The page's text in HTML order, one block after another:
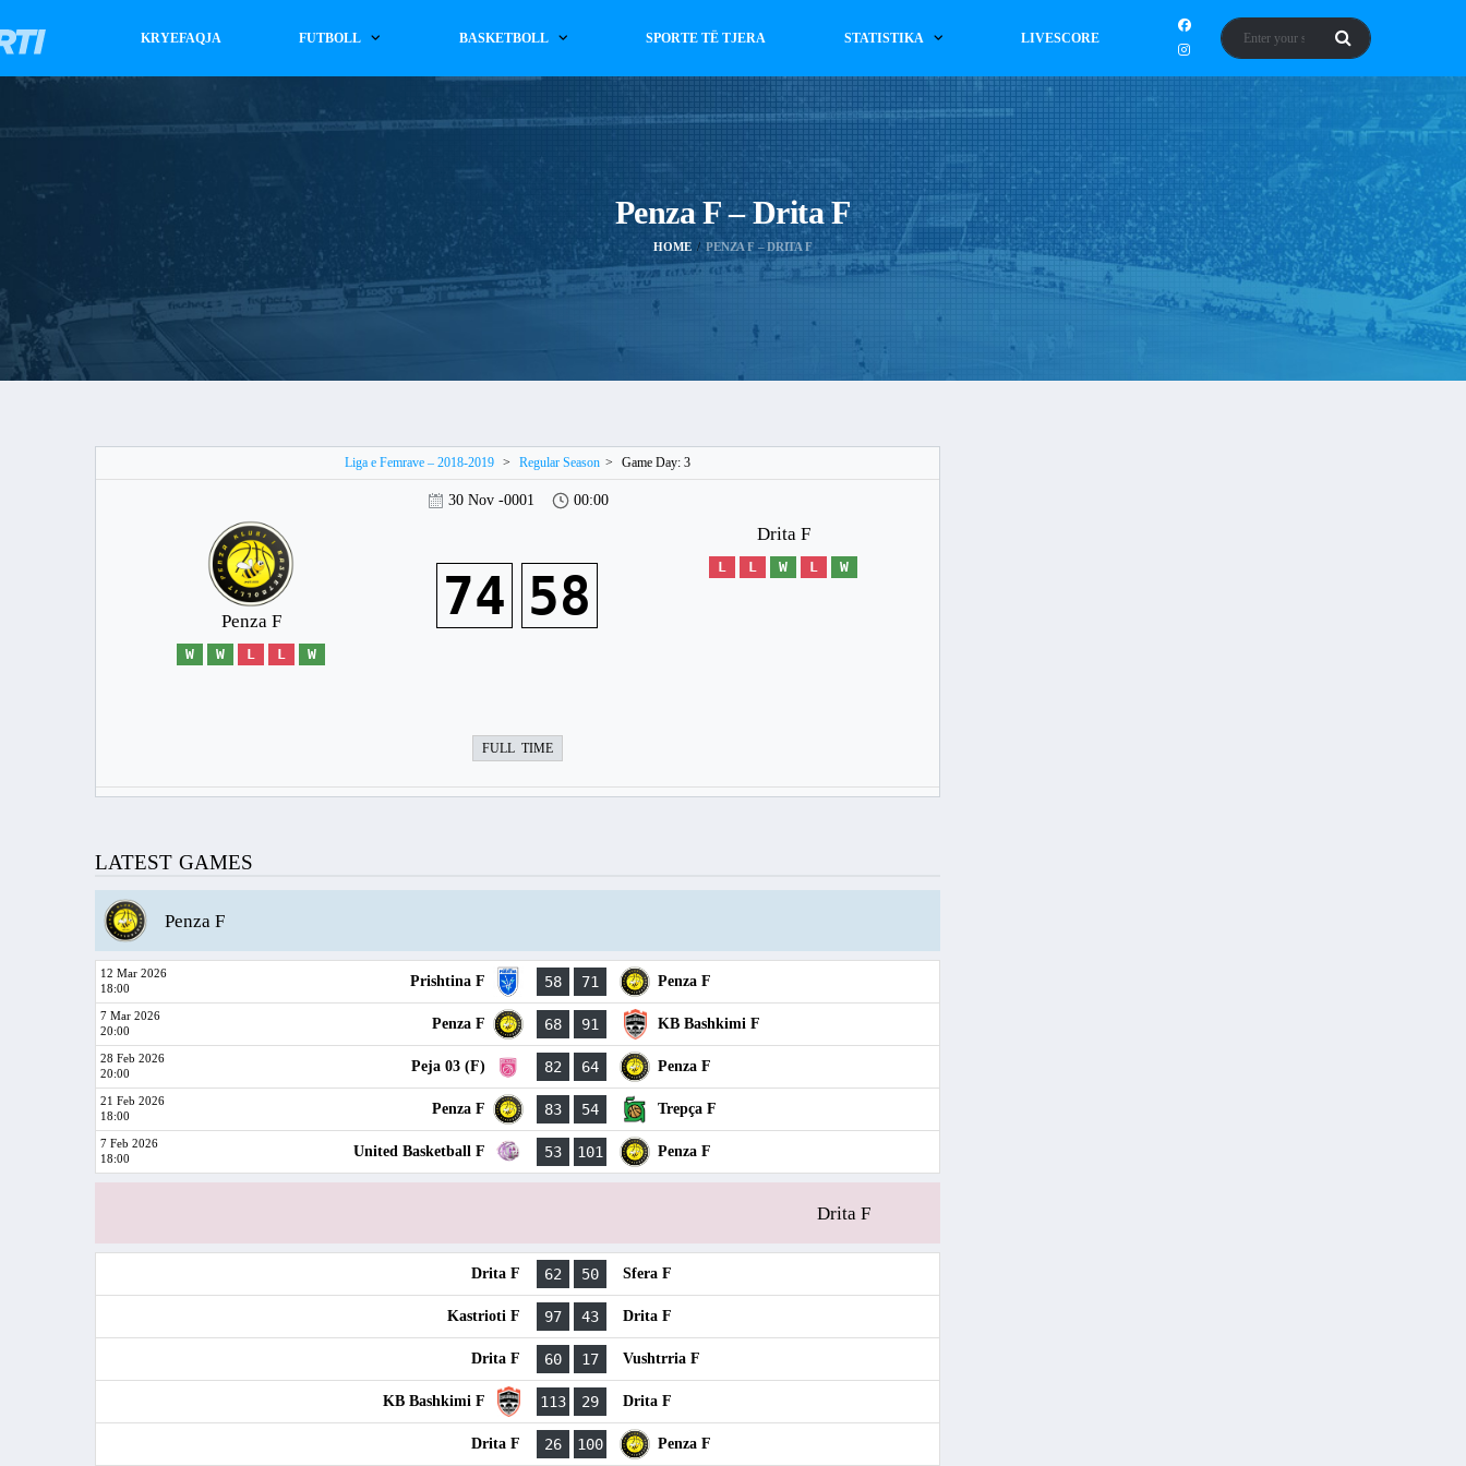
KRYEFAQJA FUTBOLL BASKETBOLL SPORTE TË TJERA STATISTIKA LIVESCORE
Penza F – Drita F
HOME PENZA F – DRITA F
Liga e Femrave – 2018-2019 > Regular Season > Game Day: 3
30 Nov -0001 00:00
Penza F
W W L L W
74 58
Drita F
L L W L W
FULL TIME
LATEST GAMES
Penza F
12 Mar 2026
18:00
Prishtina F 58 71 Penza F
7 Mar 2026
20:00
Penza F 68 91 KB Bashkimi F
28 Feb 2026
20:00
Peja 03 (F) 82 64 Penza F
21 Feb 2026
18:00
Penza F 83 54 Trepça F
7 Feb 2026
18:00
United Basketball F 53 101 Penza F
Drita F
Drita F 62 50 Sfera F
Kastrioti F 97 43 Drita F
Drita F 60 17 Vushtrria F
KB Bashkimi F 113 29 Drita F
Drita F 26 100 Penza F